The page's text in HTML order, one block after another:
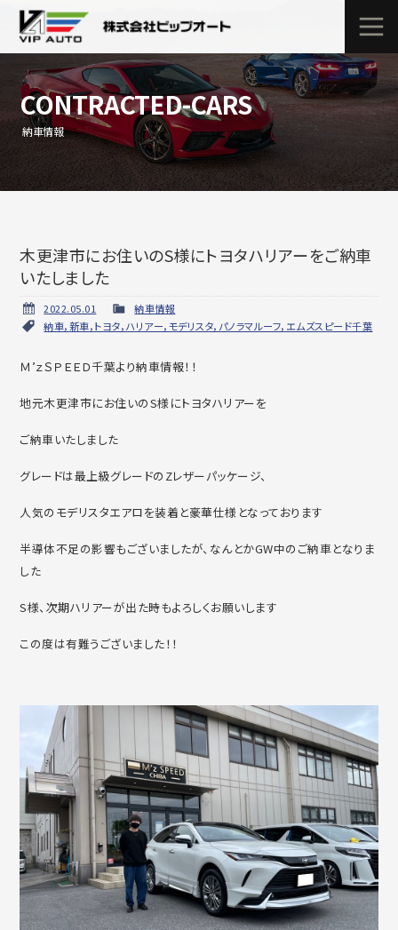
CONTRACTED-CARS
納車情報
木更津市にお住いのS様にトヨタハリアーをご納車
いたしました
2022.05.01
納車情報
納車，新車，トヨタ，ハリアー，モデリスタ，パノラマルーフ，エムズスピード千葉
Ｍ’ｚＳＰＥＥＤ千葉より納車情報！！
地元木更津市にお住いのS様にトヨタハリアーを
ご納車いたしました
グレードは最上級グレードのZレザーパッケージ、
人気のモデリスタエアロを装着と豪華仕様となっております
半導体不足の影響もございましたが、なんとかGW中のご納車となりま
した
S様、次期ハリアーが出た時もよろしくお願いします
この度は有難うございました！！